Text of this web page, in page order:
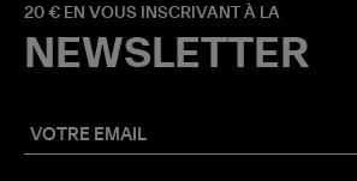
20 € EN VOUS INSCRIVANT À LA
NEWSLETTER